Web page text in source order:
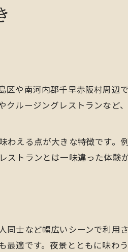
内
や南河内郡千早赤阪村周辺
クルージングレストランなど
わえる点が大きな特徴です。
ストランとは一味違った体験
士など幅広いシーンで利用
適です。夜景とともに味わう